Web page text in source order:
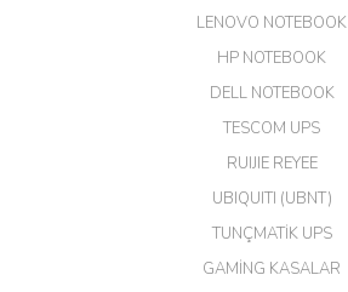
GÜRKAN KETHÜDAOĞLU |
Her şey için teşekkür ederim çok
LENOVO NOTEBOOK
HP NOTEBOOK
DELL NOTEBOOK
TESCOM UPS
RUIJIE REYEE
UBIQUITI (UBNT)
TUNÇMATİK UPS
GAMİNG KASALAR